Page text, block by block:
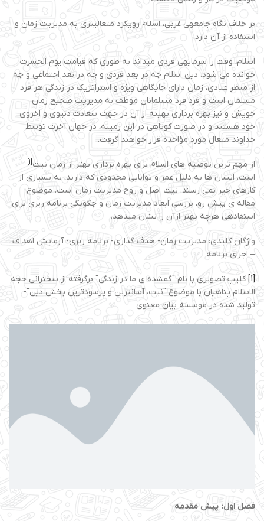
بر خلاف نگاه جامعهی غربی، اسلام رویکرد متعالیتری به مدیریت زمان و
استفاده از آن دارد.
اسلام، وقت را سرمایهی فردی میداند به طوری که قیامت یوم الحسرت
خوانده می شود. دین اسلام چه در بعد فردی و چه در بعد اجتماعی و چه
از منظر عبادی، زمان دارای جایگاهی ویژه و استراتژیک در زندگی هر فرد
مسلمان است و فرد فرد مسلمانان موظف به مدیریت صحیح زمان
خویش و نیز بهره برداری بهینه از آن در جهت سعادت دنیوی و اخروی
خود هستند و در صورت کوتاهی در این زمینه، در جهان آخرت توسط
خداوند متعال مورد مؤاخذه قرار خواهند گرفت.
از مهم ترین توصیه های اسلام برای بهره برداری بهتر از زمان نیت
است. انسان ها به دلیل عمر و توانایی محدودی که دارند، به بسیاری از
کارهای خیر نمی رسند. نیت اصل و روح مدیریت زمان است. موضوع
مقاله ی پیش رو، بررسی ابعاد مدیریت زمان و چگونگی برنامه ریزی برای
استفادهی هرچه بهتر ازآن را نشان میدهد.
واژگان کلیدی: مدیریت زمان- هدف گذاری- برنامه ریزی- آزمایش اهداف
– اجرای برنامه
[1] کلیپ تصویری با نام "گمشده ی ما در زندگی" برگرفته از سخنرانی حجه
الاسلام پناهیان با موضوع "نیت، آسانترین و پرسودترین بخش دین"-
تولید شده در موسسه بیان معنوی
فصل اول: پیش مقدمه